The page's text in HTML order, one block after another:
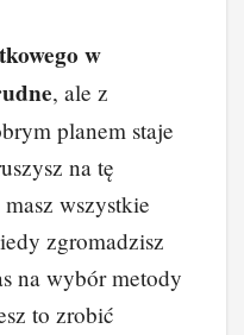
w
, ale z
planem staje
na tę
wszystkie
zgromadzisz
na wybór metody
to zrobić